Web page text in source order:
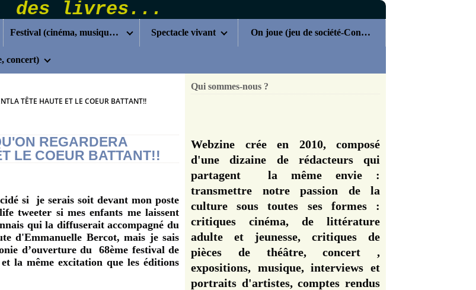
Festival (cinéma, musique...) Spectacle vivant On joue (jeu de société-Concours)
concert)
TÊTE HAUTE ET LE COEUR BATTANT!!
REGARDERA
LE COEUR BATTANT!!
si je serais soit devant mon poste
tweeter si mes enfants me laissent
qui la diffuserait accompagné du
d'Emmanuelle Bercot, mais je sais
d’ouverture du
68ème festival de
la même excitation que les éditions
Qui sommes-nous ?
Webzine crée en 2010, composé
d'une dizaine de rédacteurs qui
partagent la même envie :
transmettre notre passion de la
culture sous toutes ses formes :
critiques cinéma, de littérature
adulte et jeunesse, critiques de
pièces de théâtre, concert ,
expositions, musique, interviews et
portraits d'artistes, comptes rendus